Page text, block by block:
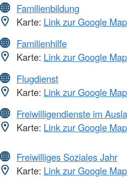
Familienbildung
Karte: Link zur Google
Familienhilfe
Karte: Link zur Google
Flugdienst
Karte: Link zur Google
Freiwilligendienste im
Karte: Link zur Google
Freiwilliges Soziales Jahr
Karte: Link zur Google